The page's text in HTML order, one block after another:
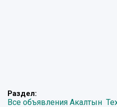
Раздел:
Все объявления Акалтын